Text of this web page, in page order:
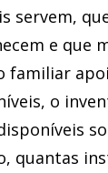
servem,
e que
familiar
o
quantas